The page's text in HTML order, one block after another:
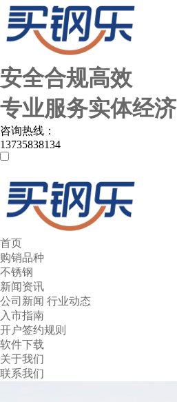
安全合规高效
专业服务实体经济
咨询热线：
13735838134
首页
购销品种
不锈钢
新闻资讯
公司新闻 行业动态
入市指南
开户签约规则
软件下载
关于我们
联系我们